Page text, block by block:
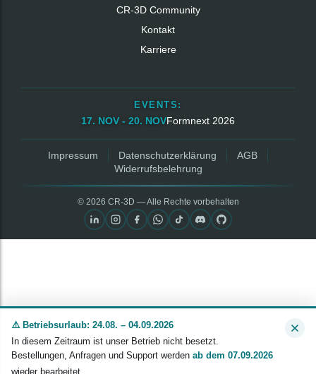
CR‑3D Community
Kontakt
Karriere
EVENTS:
17. NOV - 20. NOVFormnext 2026
Impressum Datenschutzerklärung
AGB
Widerrufsbelehrung
© 2026 CR‑3D — Alle Rechte vorbehalten
⚠️ Betriebsurlaub: 24.08. – 04.09.2026
In diesem Zeitraum ist unser Betrieb nicht besetzt.
Bestellungen, Anfragen und Support werden ab dem 07.09.2026
wieder bearbeitet.